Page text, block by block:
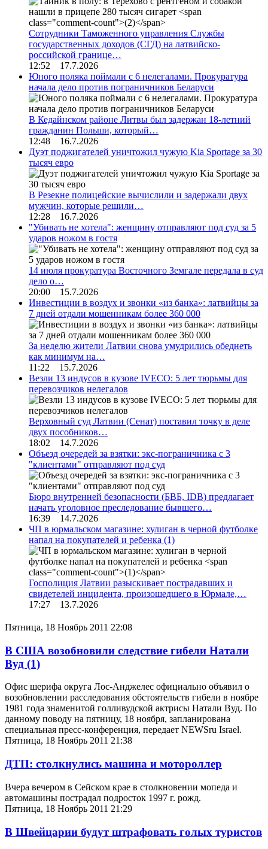
Сотрудники Таможенного управления Службы
государственных доходов (СГД) на латвийско-
российской границе…
12:52 17.7.2026
Юного поляка поймали с 6 нелегалами. Прокуратура
начала дело против пограничников Беларуси
В Кедайнском районе Литвы был задержан 18-летний
гражданин Польши, который…
12:48 16.7.2026
Дуэт поджигателей уничтожил чужую Kia Sportage за 30
тысяч евро
В Резекне полицейские вычислили и задержали двух
мужчин, которые решили…
12:28 16.7.2026
"Убивать не хотела": женщину отправляют под суд за 5
ударов ножом в гостя
14 июля прокуратура Восточного Земгале передала в суд
дело о…
20:00 15.7.2026
Инвестиции в воздух и звонки «из банка»: латвийцы за
7 дней отдали мошенникам более 360 000
За неделю жители Латвии снова умудрились обеднеть
как минимум на…
11:22 15.7.2026
Везли 13 индусов в кузове IVECO: 5 лет тюрьмы для
перевозчиков нелегалов
Верховный суд Латвии (Сенат) поставил точку в деле
двух пособников…
18:02 14.7.2026
Объезд очередей за взятки: экс-пограничника с 3
"клиентами" отправляют под суд
Бюро внутренней безопасности (БВБ, IDB) предлагает
начать уголовное преследование бывшего…
16:39 14.7.2026
ЧП в юрмальском магазине: хулиган в черной футболке
напал на покупателей и ребенка (1)
Госполиция Латвии разыскивает пострадавших и
свидетелей инцидента, произошедшего в Юрмале,…
17:27 13.7.2026
Пятница, 18 Ноябрь 2011 22:08
В США возобновили следствие гибели Натали
Вуд (1)
Офис шерифа округа Лос-Анджелес официально объявил о
возобновлении расследования обстоятельств гибели в ноябре
1981 года знаменитой голливудской актрисы Натали Вуд. По
данному поводу на пятницу, 18 ноября, запланирована
специальная пресс-конференция, передает NEWSru Israel.
Пятница, 18 Ноябрь 2011 21:38
ДТП: столкнулись машина и мотороллер
Вчера вечером в Сейском крае в столкновении мопеда и
автомашины пострадал подросток 1997 г. рожд.
Пятница, 18 Ноябрь 2011 21:29
В Швейцарии будут штрафовать голых туристов